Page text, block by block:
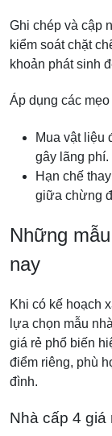
Ghi chép và cập
kiểm soát chặt
khoản phát sinh
Áp dụng các
Mua vật liệu
gây lãng phí.
Hạn chế
giữa chừng
Những
nay
Khi có kế hoạch
lựa chọn mẫu
giá rẻ phổ biến
điểm riêng, phù
đình.
Nhà cấp 4 giá